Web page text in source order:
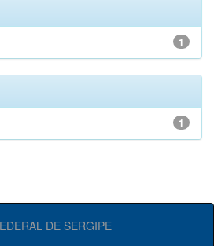
1
1
DE SERGIPE